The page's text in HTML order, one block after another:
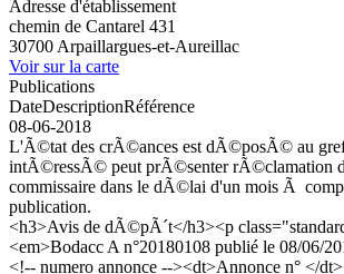
Adresse d'établissement
chemin de Cantarel 431
30700 Arpaillargues-et-Aureillac
Voir sur la carte
Publications
DateDescriptionRéférence
08-06-2018
L'Ã©tat des crÃ©ances est dÃ©posÃ© au
intÃ©ressÃ© peut prÃ©senter rÃ©clamation
commissaire dans le dÃ©lai d'un mois Ã
publication.
<h3>Avis de dÃ©pÃ´t</h3><p
<em>Bodacc A n°20180108 publié le 08/06/
<!-- numero annonce --><dt>Annonce n° </